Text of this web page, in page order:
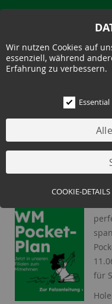
UNSER WM-
für
Wir nutzen Cookies auf
essenziell, während
Erfahrung zu verbessern.
Essential
Name:
Cookie
Zweck:
Cookies:
Laufzeit:
3 Monate
Name:
Session
Zweck:
Cookies:
COOKIE-DETAILS